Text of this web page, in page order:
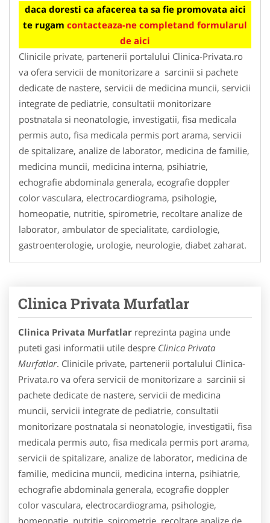
daca doresti ca afacerea ta sa fie promovata aici
te rugam contacteaza-ne completand formularul
de aici
Clinicile private, partenerii portalului Clinica-Privata.ro
va ofera servicii de monitorizare a sarcinii si pachete
dedicate de nastere, servicii de medicina muncii, servicii
integrate de pediatrie, consultatii monitorizare
postnatala si neonatologie, investigatii, fisa medicala
permis auto, fisa medicala permis port arama, servicii
de spitalizare, analize de laborator, medicina de familie,
medicina muncii, medicina interna, psihiatrie,
echografie abdominala generala, ecografie doppler
color vasculara, electrocardiograma, psihologie,
homeopatie, nutritie, spirometrie, recoltare analize de
laborator, ambulator de specialitate, cardiologie,
gastroenterologie, urologie, neurologie, diabet zaharat.
Clinica Privata Murfatlar
Clinica Privata Murfatlar reprezinta pagina unde
puteti gasi informatii utile despre Clinica Privata
Murfatlar. Clinicile private, partenerii portalului Clinica-
Privata.ro va ofera servicii de monitorizare a sarcinii si
pachete dedicate de nastere, servicii de medicina
muncii, servicii integrate de pediatrie, consultatii
monitorizare postnatala si neonatologie, investigatii, fisa
medicala permis auto, fisa medicala permis port arama,
servicii de spitalizare, analize de laborator, medicina de
familie, medicina muncii, medicina interna, psihiatrie,
echografie abdominala generala, ecografie doppler
color vasculara, electrocardiograma, psihologie,
homeopatie, nutritie, spirometrie, recoltare analize de